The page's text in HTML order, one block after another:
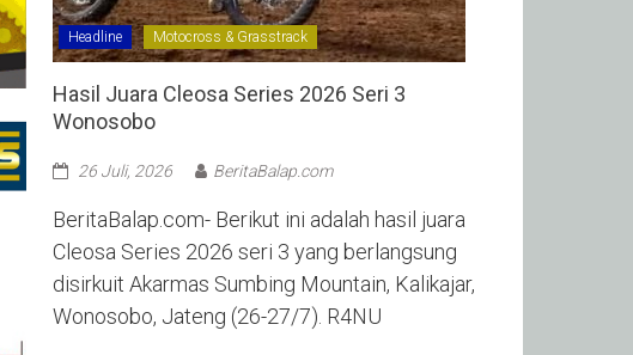
Headline Motocross & Grasstrack
Hasil Juara Cleosa Series 2026 Seri 3
Wonosobo ‎
26 Juli, 2026 BeritaBalap.com
BeritaBalap.com- Berikut ini adalah hasil juara
Cleosa Series 2026 seri 3 yang berlangsung
disirkuit Akarmas Sumbing Mountain, Kalikajar,
Wonosobo, Jateng (26-27/7). R4NU